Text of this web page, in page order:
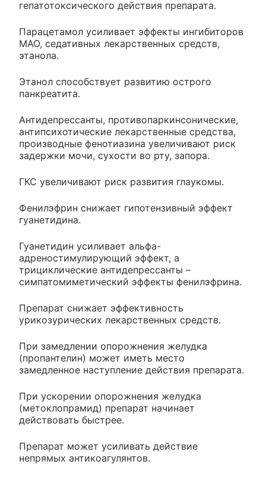
гепатотоксического действия препарата.
Парацетамол усиливает эффекты ингибиторов
МАО, седативных лекарственных средств,
этанола.
Этанол способствует развитию острого
панкреатита.
Антидепрессанты, противопаркинсонические,
антипсихотические лекарственные средства,
производные фенотиазина увеличивают риск
задержки мочи, сухости во рту, запора.
ГКС увеличивают риск развития глаукомы.
Фенилэфрин снижает гипотензивный эффект
гуанетидина.
Гуанетидин усиливает альфа-
адреностимулирующий эффект, а
трициклические антидепрессанты –
симпатомиметический эффекты фенилэфрина.
Препарат снижает эффективность
урикозурических лекарственных средств.
При замедлении опорожнения желудка
(пропантелин) может иметь место
замедленное наступление действия препарата.
При ускорении опорожнения желудка
(метоклопрамид) препарат начинает
действовать быстрее.
Препарат может усиливать действие
непрямых антикоагулянтов.